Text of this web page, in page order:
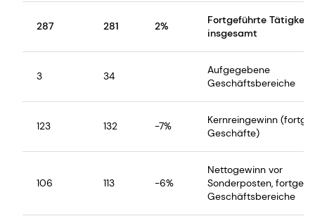
287 281 2%
Fortgeführte
insgesamt
3 34
Aufgegebene
Geschäftsbereiche
123 132 -7%
Kernreingewinn
Geschäfte)
106 113 -6%
Nettogewinn vor
Sonderposten,
Geschäftsbereiche